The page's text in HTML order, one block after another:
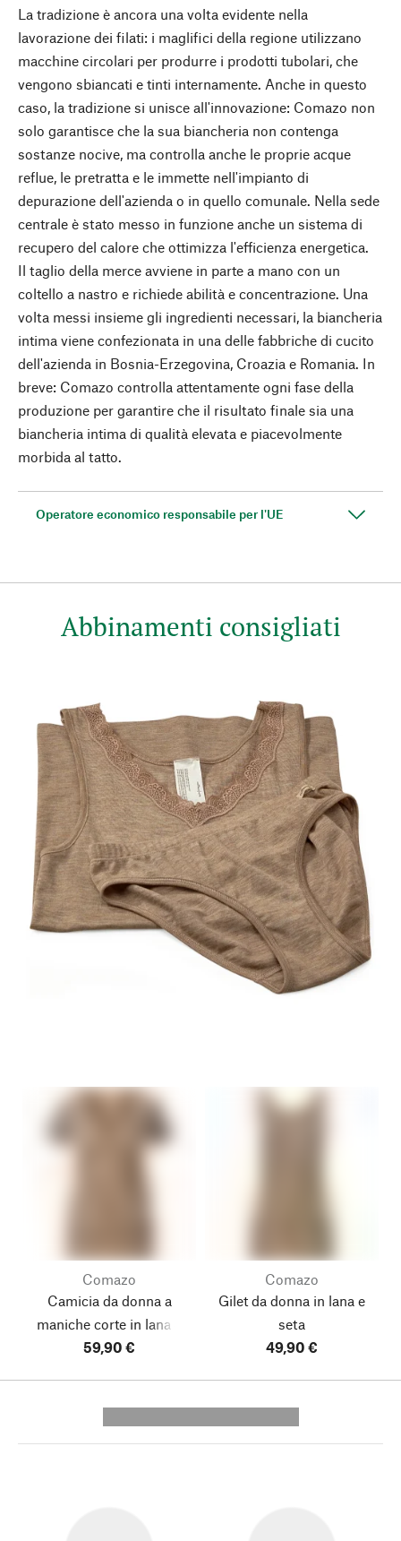
La tradizione è ancora una volta evidente nella
lavorazione dei filati: i maglifici della regione utilizzano
macchine circolari per produrre i prodotti tubolari, che
vengono sbiancati e tinti internamente. Anche in questo
caso, la tradizione si unisce all'innovazione: Comazo non
solo garantisce che la sua biancheria non contenga
sostanze nocive, ma controlla anche le proprie acque
reflue, le pretratta e le immette nell'impianto di
depurazione dell'azienda o in quello comunale. Nella sede
centrale è stato messo in funzione anche un sistema di
recupero del calore che ottimizza l'efficienza energetica.
Il taglio della merce avviene in parte a mano con un
coltello a nastro e richiede abilità e concentrazione. Una
volta messi insieme gli ingredienti necessari, la biancheria
intima viene confezionata in una delle fabbriche di cucito
dell'azienda in Bosnia-Erzegovina, Croazia e Romania. In
breve: Comazo controlla attentamente ogni fase della
produzione per garantire che il risultato finale sia una
biancheria intima di qualità elevata e piacevolmente
morbida al tatto.
Operatore economico responsabile per l'UE
Abbinamenti consigliati
Comazo
Camicia da donna a
maniche corte in lana e
seta
59,90 €
Comazo
Gilet da donna in lana e
seta
49,90 €